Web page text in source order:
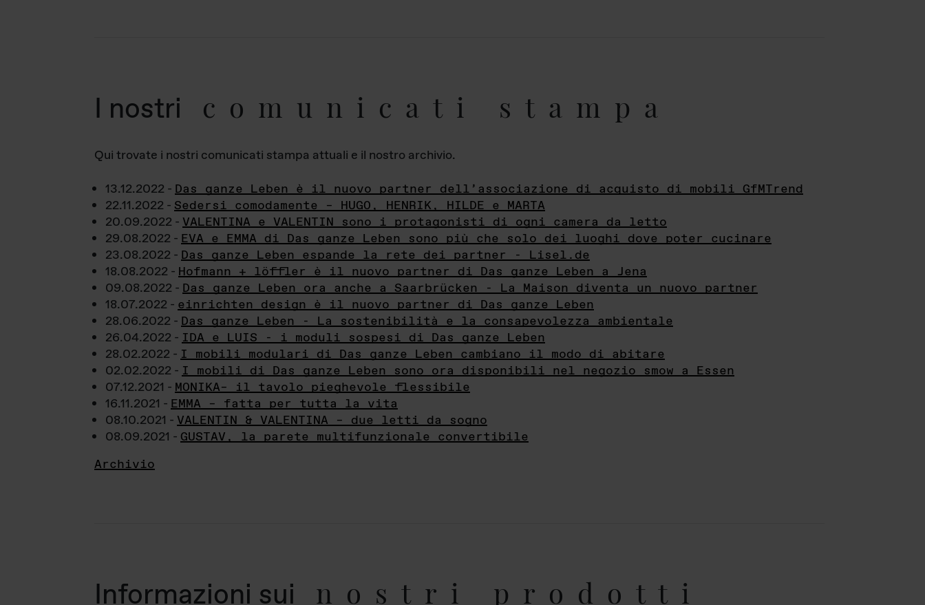
I nostri comunicati stampa
Qui trovate i nostri comunicati stampa attuali e il nostro archivio.
13.12.2022 - Das ganze Leben è il nuovo partner dell’associazione di acquisto di mobili GfMTrend
22.11.2022 - Sedersi comodamente – HUGO, HENRIK, HILDE e MARTA
20.09.2022 - VALENTINA e VALENTIN sono i protagonisti di ogni camera da letto
29.08.2022 - EVA e EMMA di Das ganze Leben sono più che solo dei luoghi dove poter cucinare
23.08.2022 - Das ganze Leben espande la rete dei partner - Lisel.de
18.08.2022 - Hofmann + löffler è il nuovo partner di Das ganze Leben a Jena
09.08.2022 - Das ganze Leben ora anche a Saarbrücken - La Maison diventa un nuovo partner
18.07.2022 - einrichten design è il nuovo partner di Das ganze Leben
28.06.2022 - Das ganze Leben - La sostenibilità e la consapevolezza ambientale
26.04.2022 - IDA e LUIS - i moduli sospesi di Das ganze Leben
28.02.2022 - I mobili modulari di Das ganze Leben cambiano il modo di abitare
02.02.2022 - I mobili di Das ganze Leben sono ora disponibili nel negozio smow a Essen
07.12.2021 - MONIKA– il tavolo pieghevole flessibile
16.11.2021 - EMMA – fatta per tutta la vita
08.10.2021 - VALENTIN & VALENTINA – due letti da sogno
08.09.2021 - GUSTAV, la parete multifunzionale convertibile
Archivio
Informazioni sui nostri prodotti